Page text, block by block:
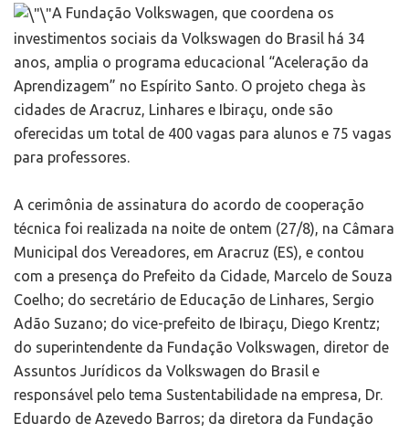
A Fundação Volkswagen, que coordena os
investimentos sociais da Volkswagen do Brasil há 34
anos, amplia o programa educacional “Aceleração da
Aprendizagem” no Espírito Santo. O projeto chega às
cidades de Aracruz, Linhares e Ibiraçu, onde são
oferecidas um total de 400 vagas para alunos e 75 vagas
para professores.
A cerimônia de assinatura do acordo de cooperação
técnica foi realizada na noite de ontem (27/8), na Câmara
Municipal dos Vereadores, em Aracruz (ES), e contou
com a presença do Prefeito da Cidade, Marcelo de Souza
Coelho; do secretário de Educação de Linhares, Sergio
Adão Suzano; do vice-prefeito de Ibiraçu, Diego Krentz;
do superintendente da Fundação Volkswagen, diretor de
Assuntos Jurídicos da Volkswagen do Brasil e
responsável pelo tema Sustentabilidade na empresa, Dr.
Eduardo de Azevedo Barros; da diretora da Fundação